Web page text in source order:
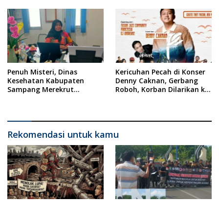
Sampang Angkat Bicara
Penuh Misteri, Dinas
Kesehatan Kabupaten
Sampang Merekrut
Kericuhan Pecah di Konser
Denny Caknan, Gerbang
Roboh, Korban Dilarikan ke
Rekomendasi untuk kamu